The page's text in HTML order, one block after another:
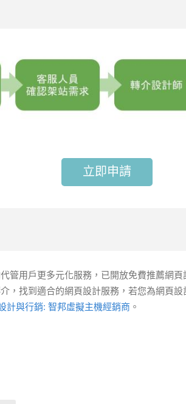
立即申請
管用戶更多元化服務，已開放免費推薦網
，找到適合的網頁設計服務，若您為網頁
計與行銷: 智邦虛擬主機經銷商 。